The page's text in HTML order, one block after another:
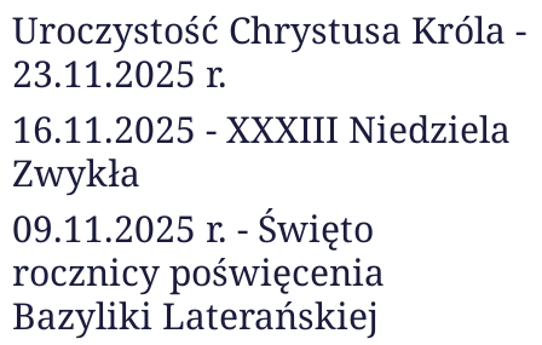
Uroczystość Chrystusa Króla -
23.11.2025 r.
16.11.2025 - XXXIII Niedziela
Zwykła
09.11.2025 r. - Święto
rocznicy poświęcenia
Bazyliki Laterańskiej